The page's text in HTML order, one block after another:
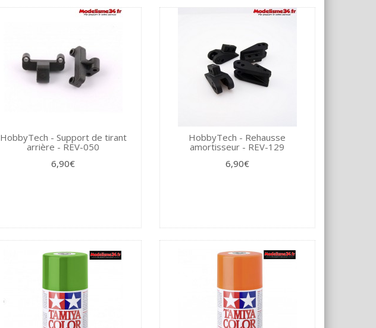
HobbyTech - Support de tirant
arrière - REV-050
6,90€
HobbyTech - Rehausse
amortisseur - REV-129
6,90€